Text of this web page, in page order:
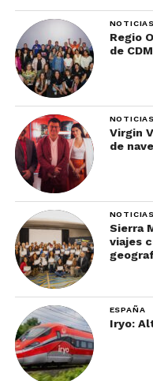
Acto 5: El
beneficios
“Pero Jesús, es que
más reservas”, dirá el
el restaurante vende
el 30% de comisión y
propina.
En este modelo, el
pierdecontrol de
de datos. Es como
NOTICIAS
Regio
de
NOTICIAS
Virgin
de
NOTICIAS
Sierra
viajes
ESPAÑA
Iryo: